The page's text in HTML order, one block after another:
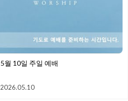
2026년 5월 10일 주일 예배
2026.05.10